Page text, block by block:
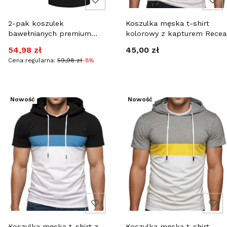
2-pak koszulek
bawełnianych premium
Cena promocyjna
54,98 zł
Cena regularna: 59,98 zł-8%
Koszulka męska t-shirt
kolorowy z kapturem Recea
Cena
45,00 zł
Nowość Nowość